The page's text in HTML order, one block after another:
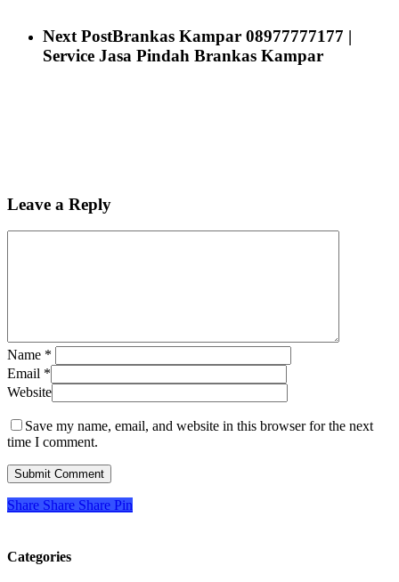
Next PostBrankas Kampar 08977777177 |
Service Jasa Pindah Brankas Kampar
Leave a Reply
Name *
Email *
Website
Save my name, email, and website in this browser for the next
time I comment.
Share Share Share Pin
Categories